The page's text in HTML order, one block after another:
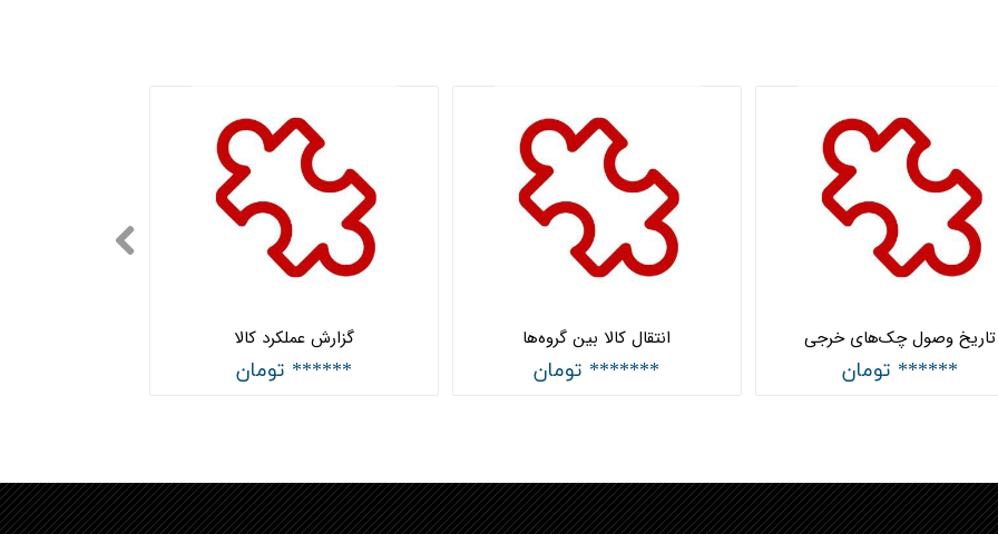
گزارش عملکرد کالا
****** تومان
انتقال کالا بین گروه‌ها
******* تومان
تاریخ وصول چک‌های خرجی
****** تومان